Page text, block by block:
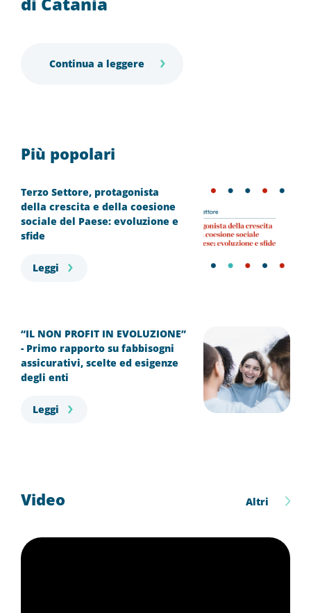
Continua a leggere
Più popolari
Terzo Settore, protagonista
della crescita e della coesione
sociale del Paese: evoluzione e
sfide
Leggi
“IL NON PROFIT IN EVOLUZIONE”
- Primo rapporto su fabbisogni
assicurativi, scelte ed esigenze
degli enti
Leggi
Video Altri